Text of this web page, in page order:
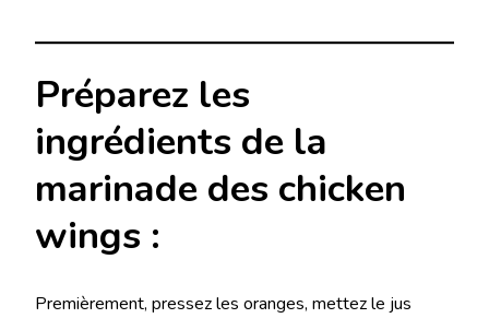
Préparez les
ingrédients de la
marinade des chicken
wings :
Premièrement, pressez les oranges, mettez le jus